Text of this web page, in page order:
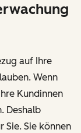
auf Ihre
Wenn
Kundinnen
Deshalb
Sie. Sie können